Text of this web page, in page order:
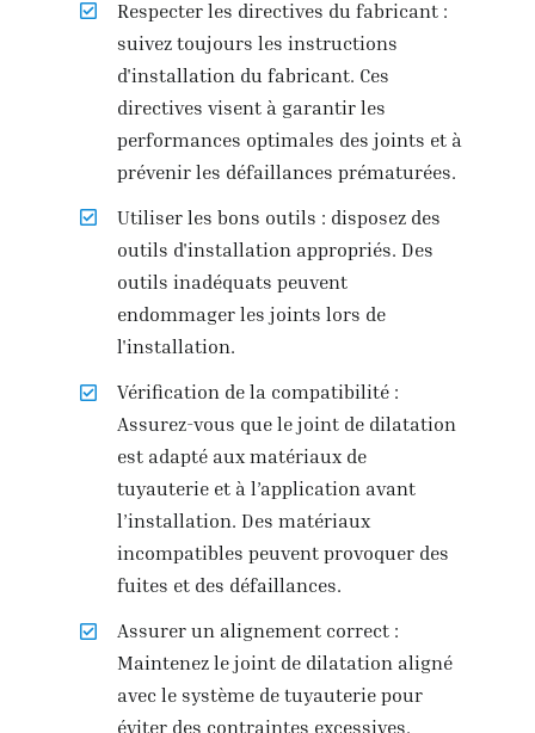
Respecter les directives du fabricant :
suivez toujours les instructions
d'installation du fabricant. Ces
directives visent à garantir les
performances optimales des joints et à
prévenir les défaillances prématurées.
Utiliser les bons outils : disposez des
outils d'installation appropriés. Des
outils inadéquats peuvent
endommager les joints lors de
l'installation.
Vérification de la compatibilité :
Assurez-vous que le joint de dilatation
est adapté aux matériaux de
tuyauterie et à l’application avant
l’installation. Des matériaux
incompatibles peuvent provoquer des
fuites et des défaillances.
Assurer un alignement correct :
Maintenez le joint de dilatation aligné
avec le système de tuyauterie pour
éviter des contraintes excessives.